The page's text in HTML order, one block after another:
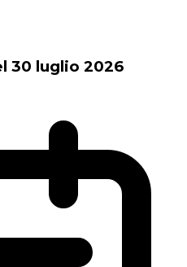
30 luglio 2026